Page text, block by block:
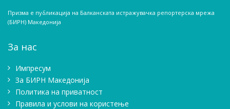
Призма е публикација на Балканската истражувачка репортерска мрежа
(БИРН) Македонија
За нас
Импресум
Зa БИРН Македонија
Политика на приватност
Правила и услови на користење